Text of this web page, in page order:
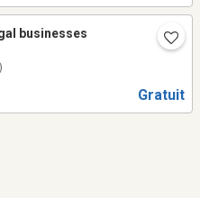
businesses
Gratuit